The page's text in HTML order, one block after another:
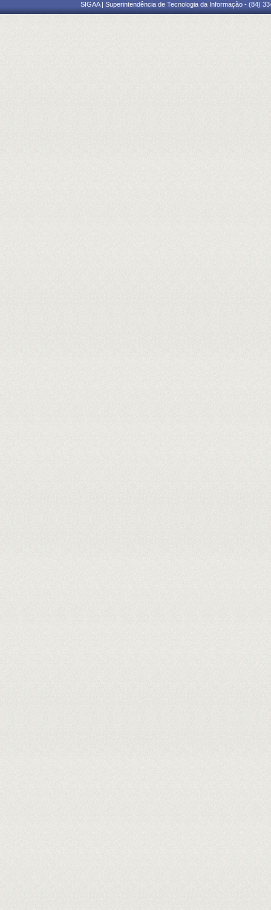
SIGAA | Superintendência de Tecnologia da Informação - (84)